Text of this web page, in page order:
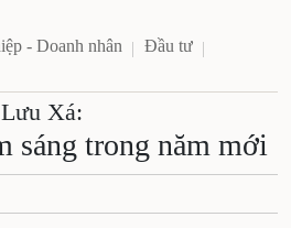
- Doanh nhân
Đầu tư
Xá:
sáng trong năm mới